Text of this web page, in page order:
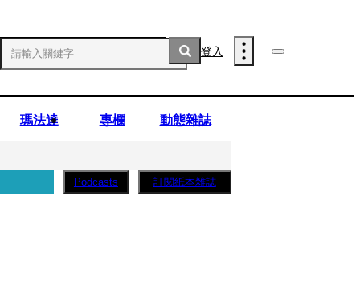
登入
瑪法達 專欄 動態雜誌
Podcasts 訂閱紙本雜誌